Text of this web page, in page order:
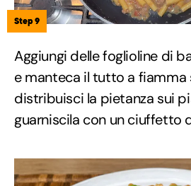
Step 9
Aggiungi delle foglioline di
e manteca il tutto a fiamma
distribuisci la pietanza sui
guarniscila con un ciuffetto